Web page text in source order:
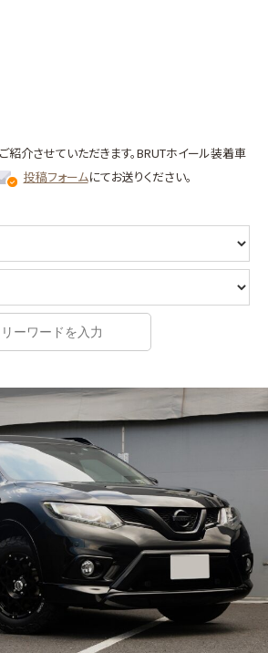
介させていただきます。BRUTホイール装着車
投稿フォームにてお送りください。